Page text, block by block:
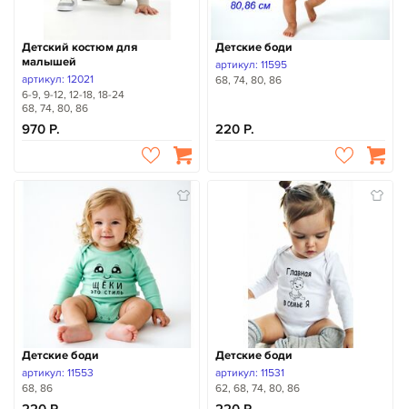
Детский костюм для
малышей
артикул: 12021
6-9, 9-12, 12-18, 18-24
68, 74, 80, 86
970
Детские боди
артикул: 11595
68, 74, 80, 86
220
Детские боди
артикул: 11553
68, 86
Детские боди
артикул: 11531
62, 68, 74, 80, 86